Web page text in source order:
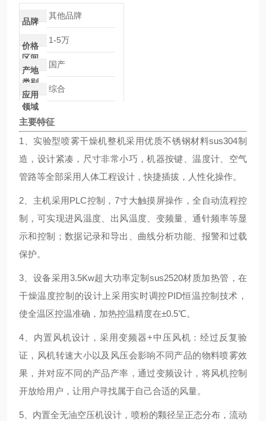
品牌
其他品牌
价格
区间
1-5万
产地
类别
国产
应用
领域
综合
主要特征
1、实验型喷雾干燥机整机采用优质不锈钢材料sus304制
造，设计紧凑，尺寸非常小巧，机器按键、温度计、空气
管路等全部采用人体工程设计，快捷插拔，人性化操作。
2、主机采用PLC控制，7寸大触摸屏操作，全自动流程控
制，可实现进风温度、出风温度、变频量、通针频率等显
示和控制；数据记录和导出、曲线分析功能、报警和过载
保护。
3、设备采用3.5Kw超大功率定制sus2520材质加热管，在
干燥温度控制的设计上采用实时调控PID恒温控制技术，
使全温区控温准确，加热控温精度在±0.5℃。
4、内置风机设计，采用变频器+中压风机：经过反复验
证，风机转速大小以及风压会影响不同产品的物料喷雾效
果，并对应不同的产品产率，通过变频设计，将风机控制
开放给用户，让用户寻找属于自己合适的风量。
5、内置全无油空压机设计，喷粉的颗径呈正态分布，流动